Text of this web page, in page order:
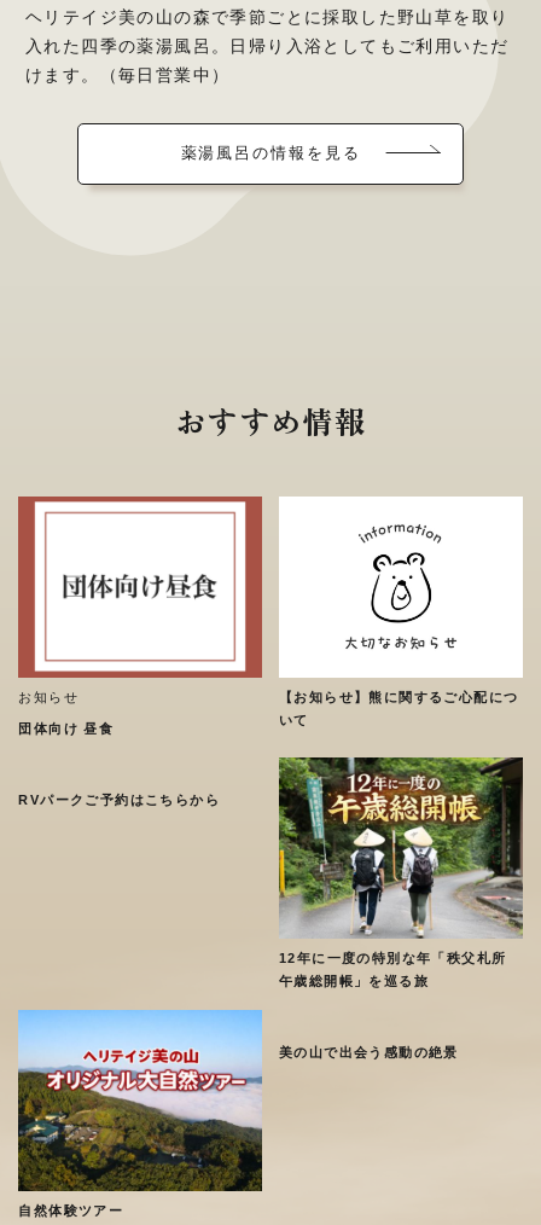
ヘリテイジ美の山の森で季節ごとに採取した野山草を取り
入れた四季の薬湯風呂。日帰り入浴としてもご利用いただ
けます。（毎日営業中）
薬湯風呂の情報を見る
おすすめ情報
お知らせ
団体向け 昼食
【お知らせ】熊に関するご心配につ
いて
RVパークご予約はこちらから
12年に一度の特別な年「秩父札所
午歳総開帳」を巡る旅
自然体験ツアー
美の山で出会う感動の絶景